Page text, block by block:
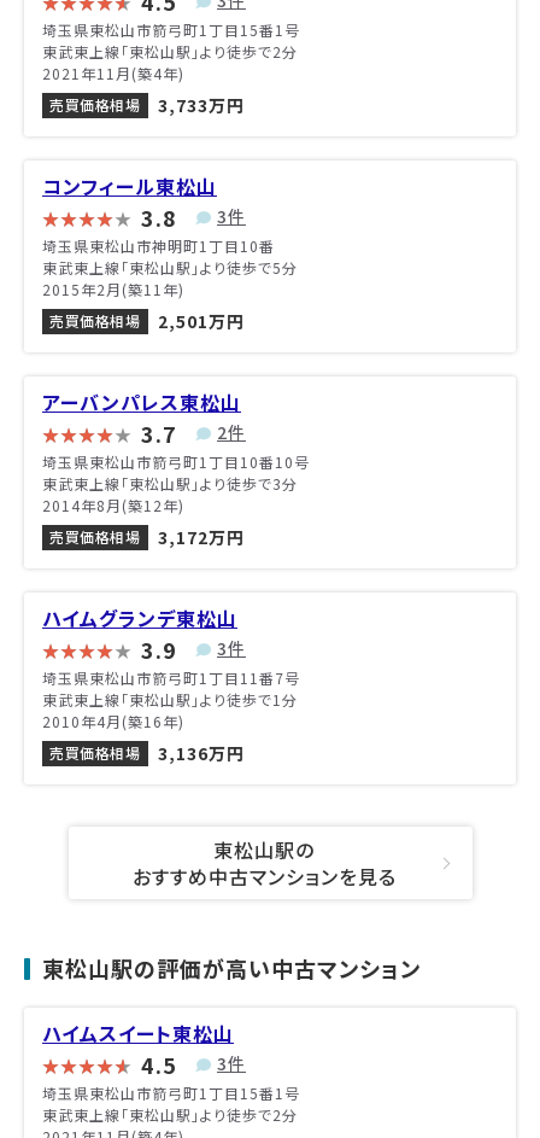
埼玉県東松山市箭弓町1丁目15番1号
東武東上線「東松山駅」より徒歩で2分
2021年11月(築4年)
売買価格相場
3,733万円
コンフィール東松山
3.8 3件
埼玉県東松山市神明町1丁目10番
東武東上線「東松山駅」より徒歩で5分
2015年2月(築11年)
売買価格相場
2,501万円
アーバンパレス東松山
3.7 2件
埼玉県東松山市箭弓町1丁目10番10号
東武東上線「東松山駅」より徒歩で3分
2014年8月(築12年)
売買価格相場
3,172万円
ハイムグランデ東松山
3.9 3件
埼玉県東松山市箭弓町1丁目11番7号
東武東上線「東松山駅」より徒歩で1分
2010年4月(築16年)
売買価格相場
3,136万円
東松山駅の
おすすめ中古マンションを見る
東松山駅の評価が高い中古マンション
ハイムスイート東松山
4.5 3件
埼玉県東松山市箭弓町1丁目15番1号
東武東上線「東松山駅」より徒歩で2分